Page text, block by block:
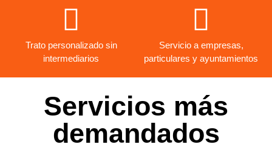
Trato personalizado sin
intermediarios
Servicio a empresas,
particulares y ayuntamientos
Servicios más
demandados